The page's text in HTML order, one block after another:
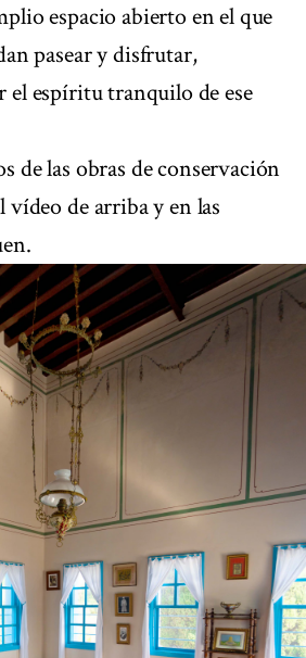
espacio abierto en el que
pasear y disfrutar,
el espíritu tranquilo de ese
de las obras de conservación
vídeo de arriba y en las